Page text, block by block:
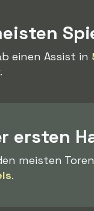
einen Assist in
ersten
meisten
.